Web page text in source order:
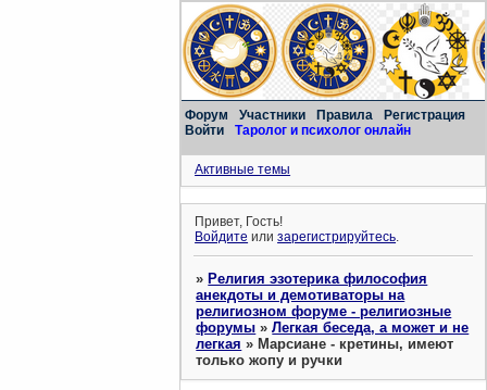
Форум Участники Правила
Регистрация
Войти
Таролог и психолог онлайн
Активные темы
Привет, Гость!
Войдите илизарегистрируйтесь.
»Религия эзотерика философия
анекдоты и демотиваторы на
религиозном форуме - религиозные
форумы »Легкая беседа, а может и не
легкая »Марсиане - кретины, имеют
только жопу и ручки